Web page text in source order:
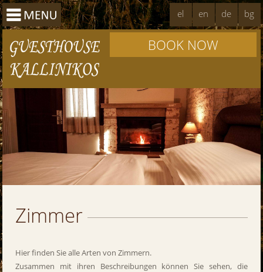
bg
de
en
el
BOOK NOW
Zimmer
Hier finden Sie alle Arten von Zimmern.
Zusammen mit ihren Beschreibungen können Sie sehen, die